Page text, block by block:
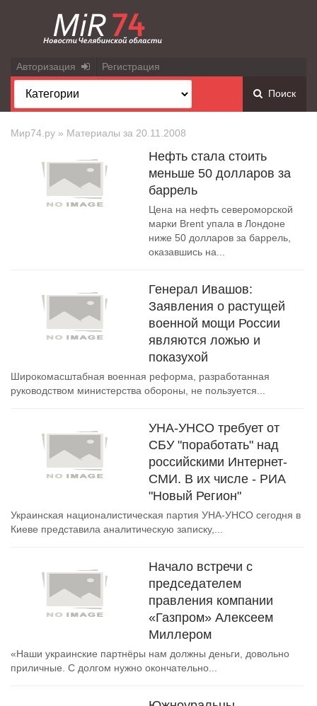
Авторизация Регистрация
Поиск
Мир74.ру » Материалы за 20.11.2008
Нефть стала стоить
меньше 50 долларов за
баррель
Цена на нефть североморской
марки Brent упала в Лондоне
ниже 50 долларов за баррель,
оказавшись на...
Генерал Ивашов:
Заявления о растущей
военной мощи России
являются ложью и
показухой
Широкомасштабная военная реформа, разработанная
руководством министерства обороны, не пользуется...
УНА-УНСО требует от
СБУ "поработать" над
российскими Интернет-
СМИ. В их числе - РИА
"Новый Регион"
Украинская националистическая партия УНА-УНСО сегодня в
Киеве представила аналитическую записку,...
Начало встречи с
председателем
правления компании
«Газпром» Алексеем
Миллером
«Наши украинские партнёры нам должны деньги, довольно
приличные. С долгом нужно окончательно...